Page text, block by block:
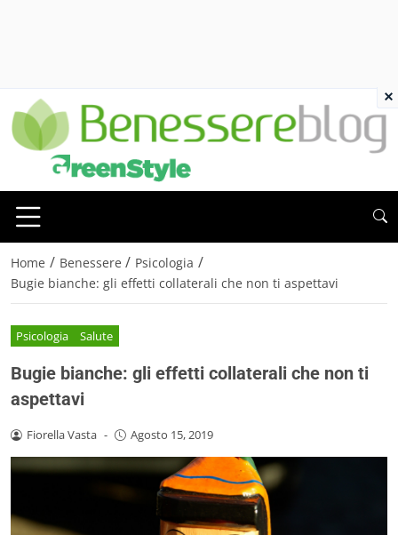
Home / Benessere / Psicologia /
Bugie bianche: gli effetti collaterali che non ti aspettavi
Psicologia Salute
Bugie bianche: gli effetti collaterali che non ti
aspettavi
Fiorella Vasta - Agosto 15, 2019
×